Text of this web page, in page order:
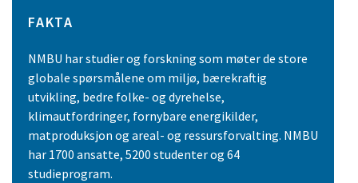
FAKTA
NMBU har studier og forskning som møter de store
globale spørsmålene om miljø, bærekraftig
utvikling, bedre folke- og dyrehelse,
klimautfordringer, fornybare energikilder,
matproduksjon og areal- og ressursforvalting. NMBU
har 1700 ansatte, 5200 studenter og 64
studieprogram.